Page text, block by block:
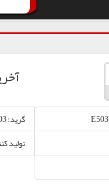
گرید: E503
تولید